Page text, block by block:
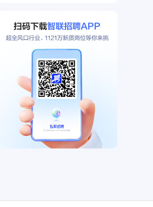
2016全国百强雇主
2016全国30强雇主
2015全国百强雇主
2015全国30强雇主
2014全国百强雇主
2014全国30强雇主
2012全国百强雇主
2011全国百强雇主